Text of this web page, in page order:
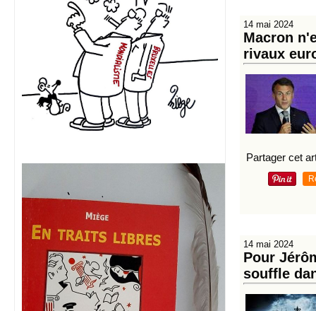
14 mai 2024
Macron
rivaux
Partager cet
14 mai 2024
Pour
souffle